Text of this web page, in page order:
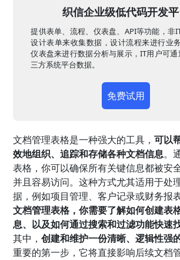
织信企业级低代码开发
提供表单、流程、仪表盘、API等功能，非
设计表单来收集数据，设计流程来进行业
仪表盘来进行数据分析与展示，IT用户可
三方系统平台数据。
免费试用
文档管理表格是一种强大的工具，可以
效地组织、追踪和存储各种文档信息。
表格，你可以确保所有关键信息都被安
并且容易访问。这种方式尤其适用于处
据，例如项目管理、客户记录或财务报
文档管理表格，你需要了解如何创建表
息、以及如何通过搜索和过滤功能快速
其中，创建和维护一份清晰、逻辑性强
重要的第一步，它将直接影响后续文档